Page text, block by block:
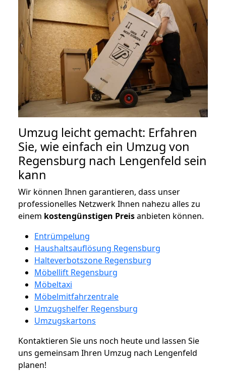
Umzug leicht gemacht: Erfahren
Sie, wie einfach ein Umzug von
Regensburg nach Lengenfeld sein
kann
Wir können Ihnen garantieren, dass unser
professionelles Netzwerk Ihnen nahezu alles zu
einem kostengünstigen Preisanbieten können.
Entrümpelung
Haushaltsauflösung Regensburg
Halteverbotszone Regensburg
Möbellift Regensburg
Möbeltaxi
Möbelmitfahrzentrale
Umzugshelfer Regensburg
Umzugskartons
Kontaktieren Sie uns noch heute und lassen Sie
uns gemeinsam Ihren Umzug nach Lengenfeld
planen!